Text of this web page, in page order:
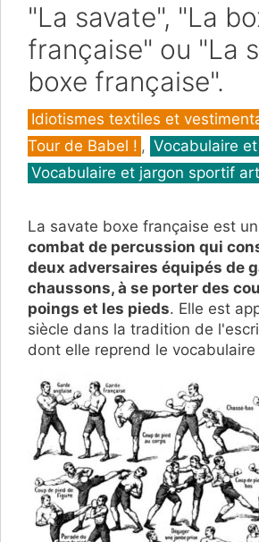
"La savate", "La
française" ou "La
boxe française".
Catégories
Idiotismes textiles et
Tour de Babel ! , Vocabulaire
Vocabulaire et jargon sportif
La savate boxe française est un
combat de percussion qui
deux adversaires équipés de
chaussons, à se porter des
poings et les pieds. Elle est
siècle dans la tradition de
dont elle reprend le